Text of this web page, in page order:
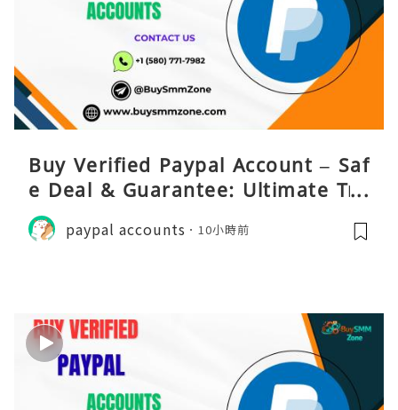
Buy Verified Paypal Account – Saf
e Deal & Guarantee: Ultimate Tru
st
paypal accounts 10小時前